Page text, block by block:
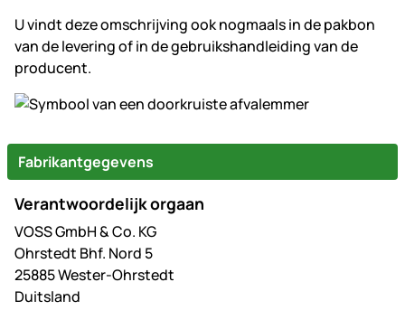
U vindt deze omschrijving ook nogmaals in de pakbon
van de levering of in de gebruikshandleiding van de
producent.
Fabrikantgegevens
Verantwoordelijk orgaan
VOSS GmbH & Co. KG
Ohrstedt Bhf. Nord 5
25885 Wester-Ohrstedt
Duitsland